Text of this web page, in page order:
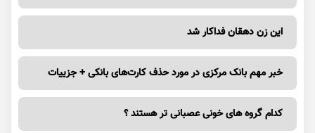
این زن دهقان فداکار شد
خبر مهم بانک مرکزی در مورد حذف کارت‌های بانکی + جزییات
کدام گروه های خونی عصبانی تر هستند ؟